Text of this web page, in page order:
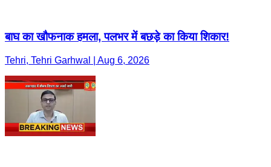
बाघ का खौफनाक हमला, पलभर में बछड़े का किया शिकार!
Tehri, Tehri Garhwal | Aug 6, 2026